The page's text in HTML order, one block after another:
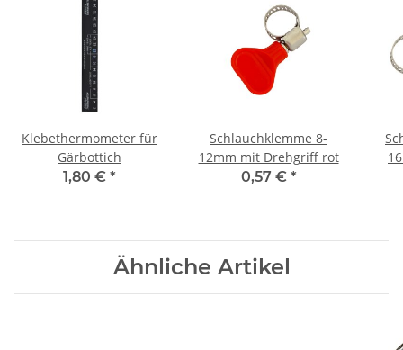
Klebethermometer für
Gärbottich
1,80 € *
Schlauchklemme 8-
12mm mit Drehgriff rot
0,57 € *
Ähnliche Artikel